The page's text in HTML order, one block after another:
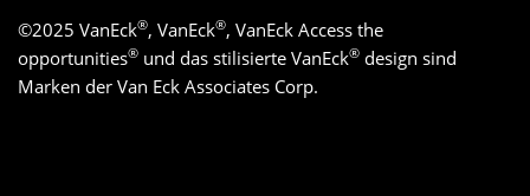
©2025 VanEck®, VanEck®, VanEck Access the
opportunities® und das stilisierte VanEck® design sind
Marken der Van Eck Associates Corp.